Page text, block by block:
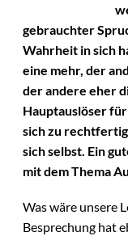
gebrauchter
Wahrheit in sich
eine mehr, der
der andere eher
Hauptauslöser
sich zu
sich selbst. Ein
mit dem Thema
Was wäre unsere
Besprechung hat